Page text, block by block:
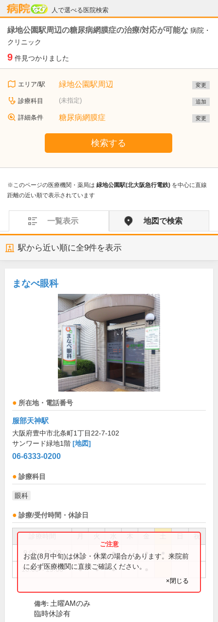
人で選べる医院検索
病院なび
緑地公園駅周辺の糖尿病網膜症の治療/対応が可能な 病院・
クリニック
9 件見つかりました
エリア/駅 緑地公園駅周辺 変更
診療科目 (未指定) 追加
詳細条件 糖尿病網膜症 変更
検索する
※このページの医療機関・薬局は 緑地公園駅(北大阪急行電鉄) を中心に直線
距離の近い順で表示されています
一覧表示 地図で検索
駅から近い順に全9件を表示
まなべ眼科
所在地・電話番号
服部天神駅
大阪府豊中市北条町1丁目22-7-102
サンワード緑地1階 [地図]
06-6333-0200
診療科目
眼科
診療/受付時間・休診日
祝
9:00～12:00 ● ● ● ●
16:00～19:00 ● ● ●
お盆(8月中旬)は休診・休業の場合があります。来院前
に必ず医療機関に直接ご確認ください。
×閉じる
備考: 土曜AMのみ
臨時休診有